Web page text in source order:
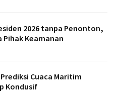
2026 tanpa Penonton,
Pihak Keamanan
Prediksi Cuaca Maritim
Kondusif